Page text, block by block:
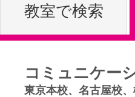
教室で検索
コミュニケー
東京本校、名古屋校